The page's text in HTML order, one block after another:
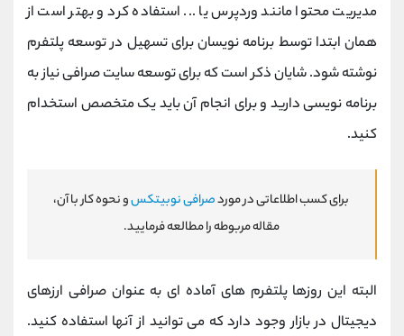
مدیریت محتوا مانند وردپرس یا ... استفاده کرد و بهتر است از
همان ابتدا توسط برنامه نویسان برای تسهیل در توسعه پلتفرم
نوشته شود. شایان ذکر است که برای توسعه سایت صرافی نیاز به
برنامه نویسی دارید و برای انجام آن باید یک متخصص استخدام
کنید.
برای کسب اطلاعاتی در موردصرافی نوبیتکسو نحوه کار با آن،
مقاله مربوطه را مطالعه فرمایید.
البته این روزها پلتفرم های آماده ای به عنوان صرافی ارزهای
دیجیتال در بازار وجود دارد که می توانید از آنها استفاده کنید.